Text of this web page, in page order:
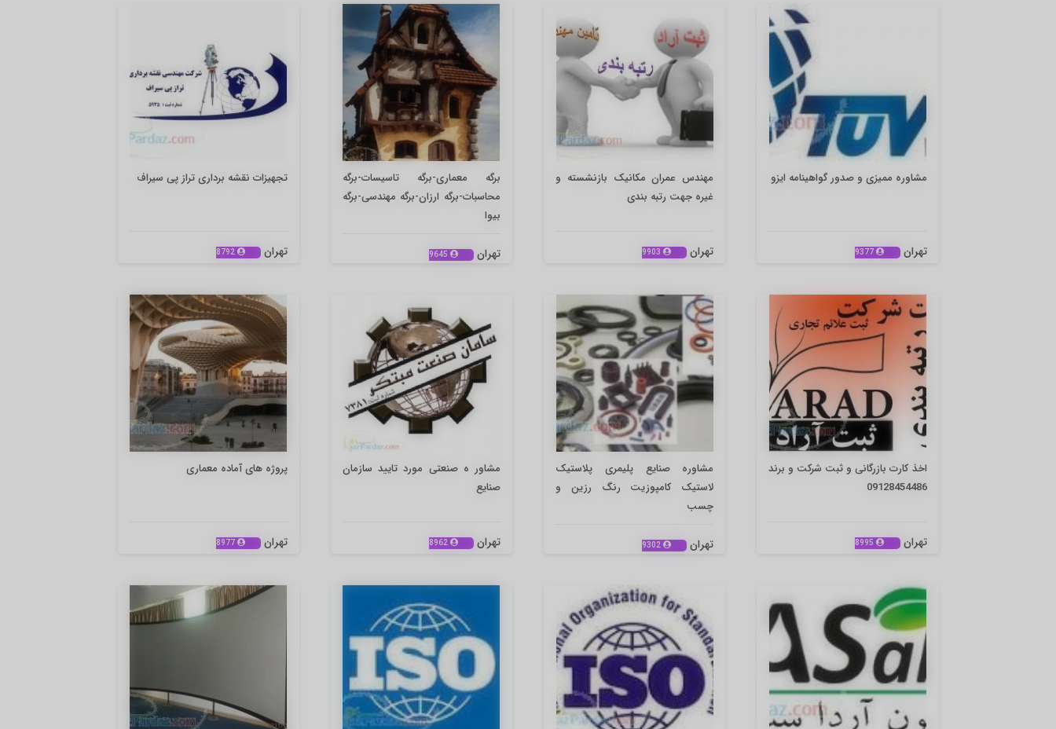
پروژه های آماده معماری
تهران
مشاور ه صنعتی مورد تایید سازمان
صنایع
تهران 8962
مشاوره صنایع پلیمری پلاستیک
لاستیک کامپوزیت رنگ رزین و
چسب
تهران 9302
اخذ کارت بازرگانی و ثبت شرکت و برند
09128454486
تهران 8995
تجهیزات نقشه برداری تراز پی سیراف
تهران 8792
برگه معماری-برگه تاسیسات-برگه
محاسبات-برگه ارزان-برگه مهندسی-برگه
بیوا
تهران
مهندس عمران مکانیک بازنشسته و
غیره جهت رتبه بندی
تهران 9903
مشاوره ممیزی و صدور گواهینامه ایزو
تهران 9377